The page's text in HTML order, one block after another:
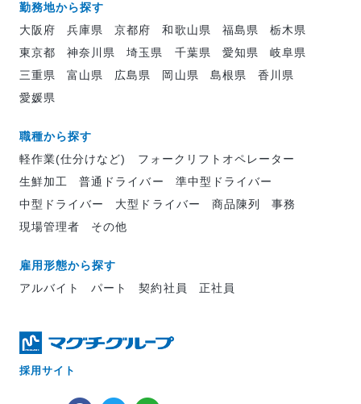
勤務地から探す
大阪府
兵庫県 京都府 和歌山県 福島県
栃木県
東京都
神奈川県 埼玉県 千葉県 愛知県
岐阜県
三重県
富山県 広島県 岡山県 島根県
香川県
愛媛県
職種から探す
軽作業(仕分けなど)
フォークリフトオペレーター
生鮮加工
普通ドライバー
準中型ドライバー
中型ドライバー
大型ドライバー 商品陳列
事務
現場管理者
その他
雇用形態から探す
アルバイト
パート 契約社員 正社員
採用サイト